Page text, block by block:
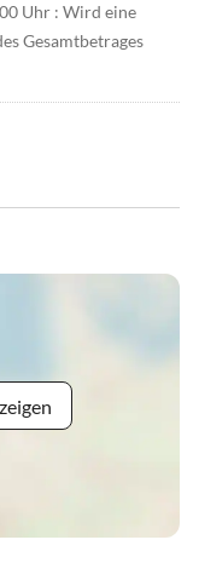
Uhr : Wird eine
Gesamtbetrages